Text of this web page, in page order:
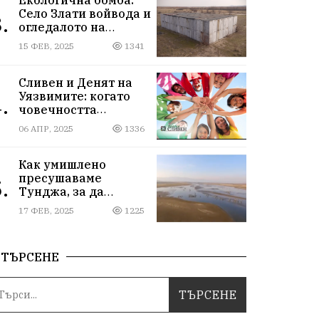
Село Злати войвода и
огледалото на
управлението
15 ФЕВ, 2025 1341
Сливен и Денят на
Уязвимите: когато
човечността
надмогва
предразсъдъците
06 АПР, 2025 1336
Как умишлено
пресушаваме
Тунджа, за да
пълним Марица и…
джобовете на частни
17 ФЕВ, 2025 1225
ТЪРСЕНЕ